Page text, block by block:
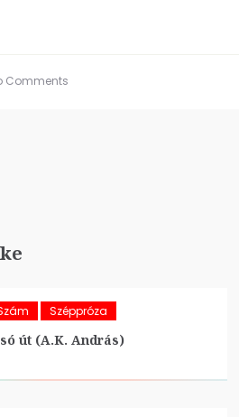
Comments
Széppróza
út (A.K. András)